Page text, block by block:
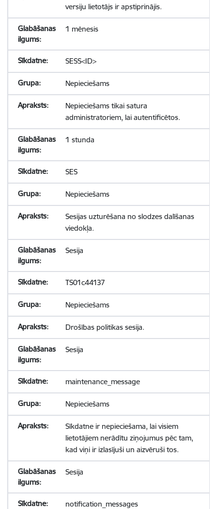
versiju lietotājs ir apstiprinājis.
1 mēnesis
SESS<ID>
Nepieciešams
Nepieciešams tikai satura
administratoriem, lai autentificētos.
1 stunda
SES
Nepieciešams
Sesijas uzturēšana no slodzes dalīšanas
viedokļa.
Sesija
TS01c44137
Nepieciešams
Drošības politikas sesija.
Sesija
maintenance_message
Nepieciešams
Sīkdatne ir nepieciešama, lai visiem
lietotājiem nerādītu ziņojumus pēc tam,
kad viņi ir izlasījuši un aizvēruši tos.
Sesija
notification_messages